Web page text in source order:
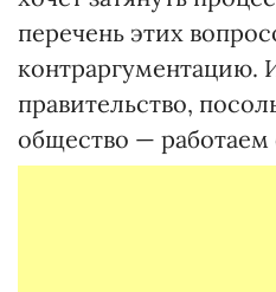
перечень этих
правительство,
общество —